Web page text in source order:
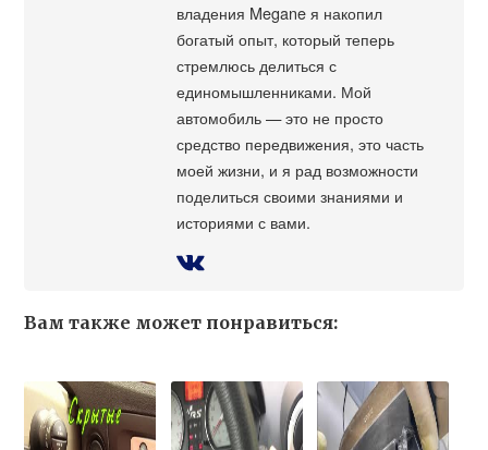
владения Megane я накопил
богатый опыт, который теперь
стремлюсь делиться с
единомышленниками. Мой
автомобиль — это не просто
средство передвижения, это часть
моей жизни, и я рад возможности
поделиться своими знаниями и
историями с вами.
Вам также может понравиться: